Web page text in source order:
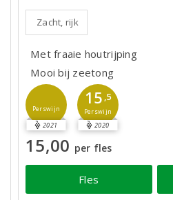
Zacht, rijk
Met fraaie houtrijping
Mooi bij zeetong
Perswijn
2021
15 ,5
Perswijn
2020
15,00 per fles
Fles